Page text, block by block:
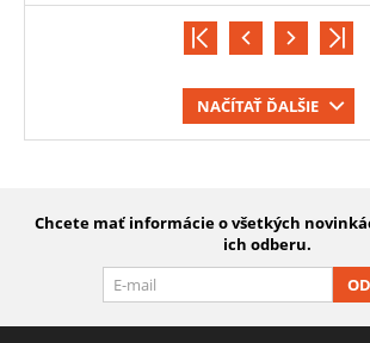
NAČÍTAŤ ĎALŠIE
Chcete mať informácie o všetkých
ich odberu.